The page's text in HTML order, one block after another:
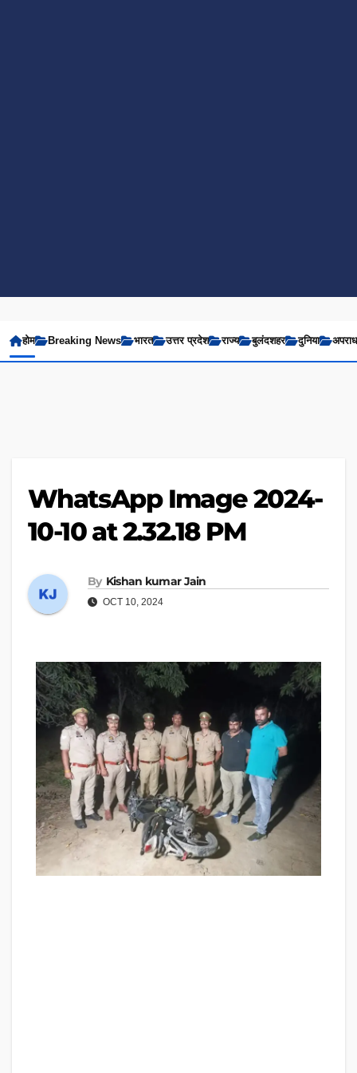
होम Breaking News भारत उत्तर प्रदेश राज्य बुलंदशहर दुनिया अपराध
WhatsApp Image 2024-
10-10 at 2.32.18 PM
By Kishan kumar Jain
OCT 10, 2024